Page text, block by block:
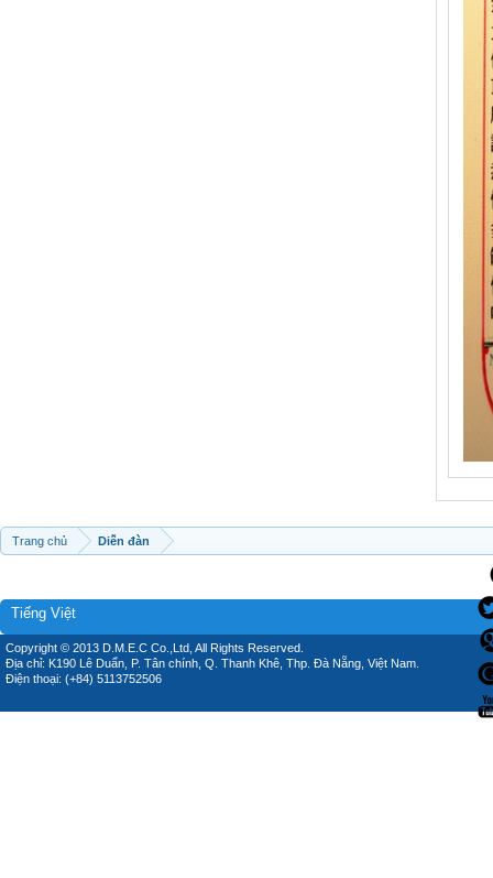
Trang chủ Diễn đàn
Tiếng Việt
Copyright © 2013 D.M.E.C Co.,Ltd, All Rights Reserved.
Địa chỉ: K190 Lê Duẩn, P. Tân chính, Q. Thanh Khê, Thp. Đà Nẵng, Việt Nam.
Điện thoại: (+84) 5113752506